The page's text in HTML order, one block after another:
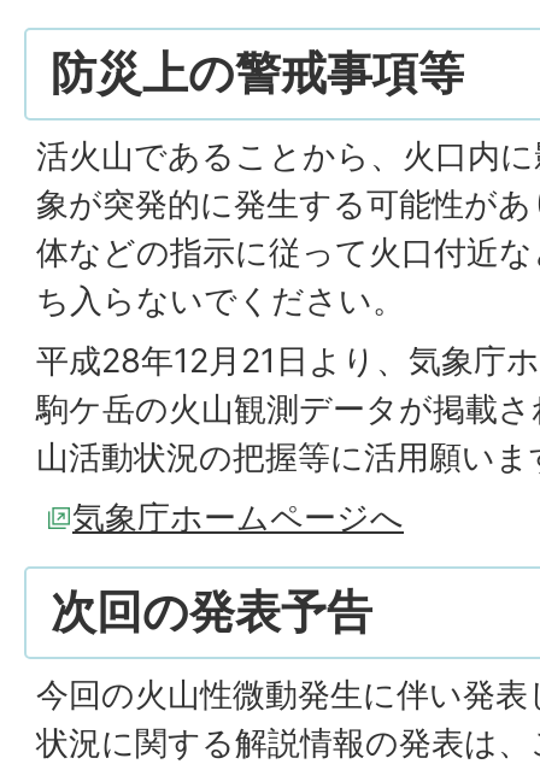
防災上の警戒事項等
活火山であることから、火口内
象が突発的に発生する可能性が
体などの指示に従って火口付近
ち入らないでください。
平成28年12月21日より、気象庁
駒ケ岳の火山観測データが掲載
山活動状況の把握等に活用願いま
気象庁ホームページへ
次回の発表予告
今回の火山性微動発生に伴い発
状況に関する解説情報の発表は